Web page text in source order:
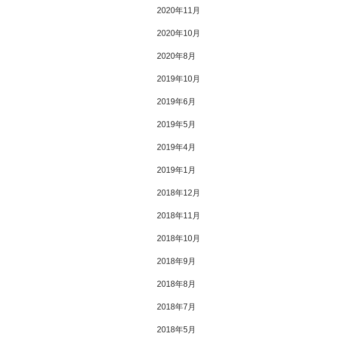
2020年11月
2020年10月
2020年8月
2019年10月
2019年6月
2019年5月
2019年4月
2019年1月
2018年12月
2018年11月
2018年10月
2018年9月
2018年8月
2018年7月
2018年5月